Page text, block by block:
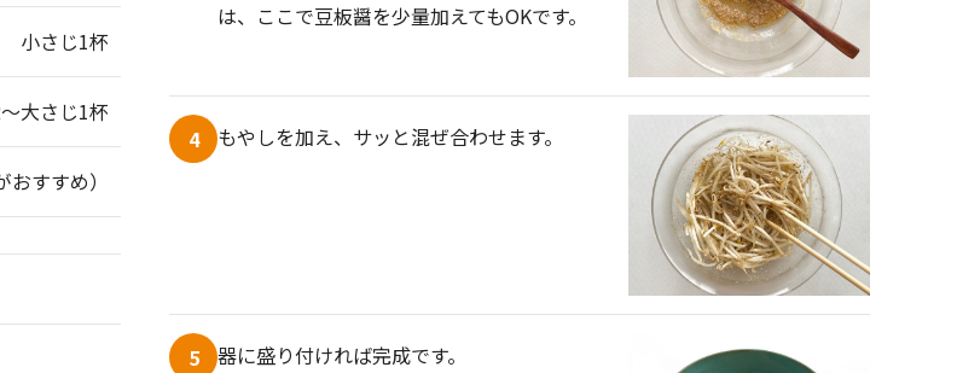
小さじ1杯
大さじ1杯
すすめ）
は、ここで豆板醤を少量加えてもOKです。
4 もやしを加え、サッと混ぜ合わせます。
5 器に盛り付ければ完成です。